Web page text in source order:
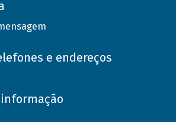
e endereços
informação